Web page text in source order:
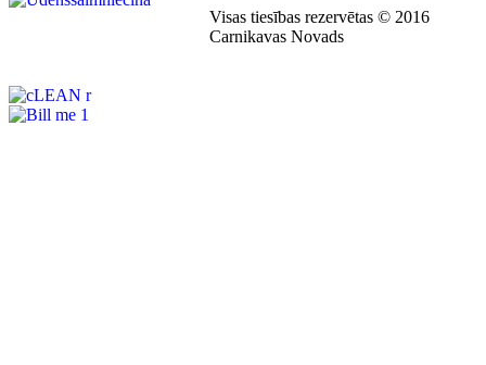
Visas tiesības rezervētas © 2016
Carnikavas Novads